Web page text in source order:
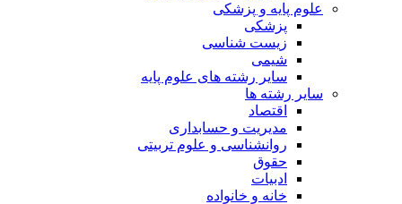
علوم پایه و پزشکی
پزشکی
زیست شناسی
شیمی
سایر رشته های علوم پایه
سایر رشته ها
اقتصاد
مدیریت و حسابداری
روانشناسی و علوم تربیتی
حقوق
ادبیات
خانه و خانواده